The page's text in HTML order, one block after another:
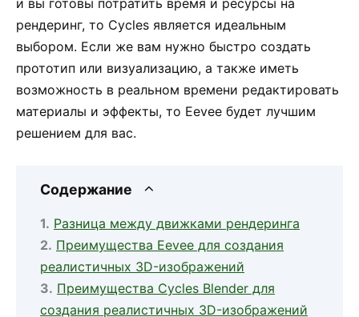
и вы готовы потратить время и ресурсы на
рендеринг, то Cycles является идеальным
выбором. Если же вам нужно быстро создать
прототип или визуализацию, а также иметь
возможность в реальном времени редактировать
материалы и эффекты, то Eevee будет лучшим
решением для вас.
Содержание
Разница между движками рендеринга
Преимущества Eevee для создания
реалистичных 3D-изображений
Преимущества Cycles Blender для
создания реалистичных 3D-изображений